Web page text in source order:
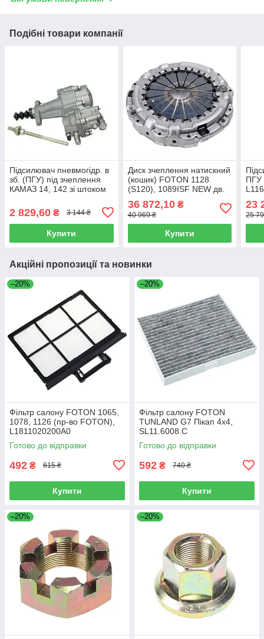
Подібні товари компанії
Підсилювач пневмогідр. в
зб. (ПГУ) під зчеплення
КАМАЗ 14, 142 зі штоком
1609510-01
2 829,60 ₴ 3 144 ₴
Купити
Диск зчеплення натискний
(кошик) FOTON 1128
(S120), 1089ISF NEW дв.
L0161020103A0
36 872,10₴
40 969 ₴
Купити
ПГУ
23
25
Акційні пропозиції та новинки
–20%
Фільтр салону FOTON 1065,
1078, 1126 (пр-во FOTON),
L1811020200A0
Готово до відправки
492 ₴ 615 ₴
Купити
–20%
Фільтр салону FOTON
TUNLAND G7 Пікап 4х4,
SL11.6008.C
Готово до відправки
592 ₴ 740 ₴
Купити
–20% –20%